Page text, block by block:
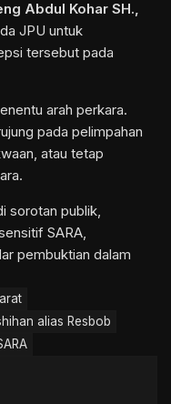
Abdul Kohar SH.,
JPU untuk
tersebut pada
arah perkara.
pada pelimpahan
atau tetap
sorotan publik,
SARA,
pembuktian dalam
alias Resbob